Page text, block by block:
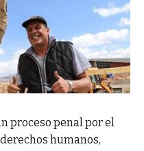
proceso penal por el
humanos,